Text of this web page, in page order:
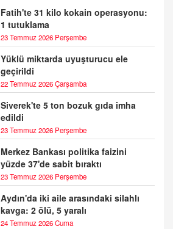
Fatih'te 31 kilo kokain operasyonu:
1 tutuklama
23 Temmuz 2026 Perşembe
Yüklü miktarda uyuşturucu ele
geçirildi
22 Temmuz 2026 Çarşamba
Siverek'te 5 ton bozuk gıda imha
edildi
23 Temmuz 2026 Perşembe
Merkez Bankası politika faizini
yüzde 37'de sabit bıraktı
23 Temmuz 2026 Perşembe
Aydın'da iki aile arasındaki silahlı
kavga: 2 ölü, 5 yaralı
24 Temmuz 2026 Cuma